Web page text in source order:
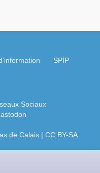
SPIP
Sociaux
de Calais | CC BY-SA